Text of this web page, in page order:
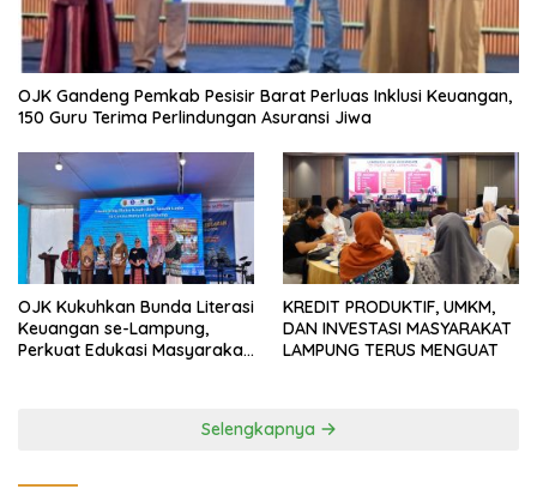
OJK Gandeng Pemkab Pesisir Barat Perluas Inklusi Keuangan,
150 Guru Terima Perlindungan Asuransi Jiwa
OJK Kukuhkan Bunda Literasi
Keuangan se-Lampung,
Perkuat Edukasi Masyarakat
KREDIT PRODUKTIF, UMKM,
DAN INVESTASI MASYARAKAT
LAMPUNG TERUS MENGUAT
Selengkapnya